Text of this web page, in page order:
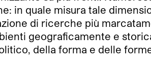
in quale misura tale
di ricerche più
geograficamente e
della forma e delle